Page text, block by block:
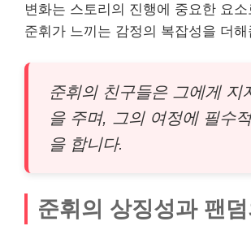
변화는 스토리의 진행에 중요한 요
준휘가 느끼는 감정의 복잡성을 더해
준휘의 친구들은 그에게 지
을 주며, 그의 여정에 필수
을 합니다.
준휘의 상징성과 팬